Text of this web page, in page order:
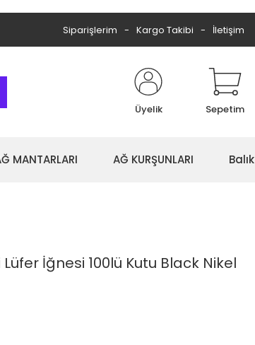
Siparişlerim Kargo Takibi İletişim
Üyelik Sepetim
MANTARLARI AĞ KURŞUNLARI
İğnesi 100lü Kutu Black Nikel